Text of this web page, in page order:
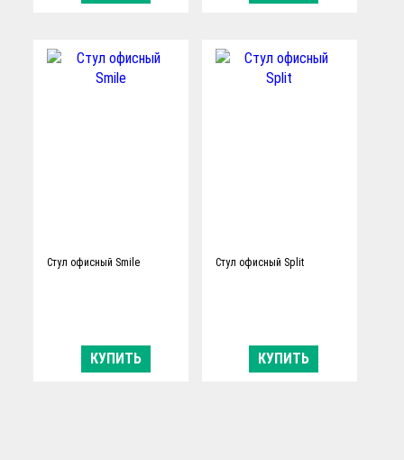
Стул офисный Smile
КУПИТЬ
Стул офисный Split
КУПИТЬ